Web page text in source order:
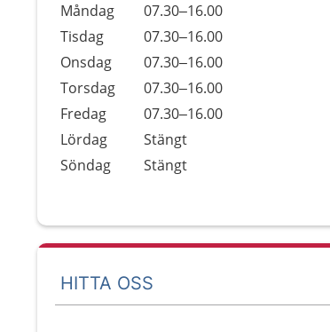
Dag
Öppettider
Kommentarer
Måndag
07.30–16.00
Tisdag
07.30–16.00
Onsdag
07.30–16.00
Torsdag
07.30–16.00
Fredag
07.30–16.00
Lördag
Stängt
Söndag
Stängt
HITTA OSS